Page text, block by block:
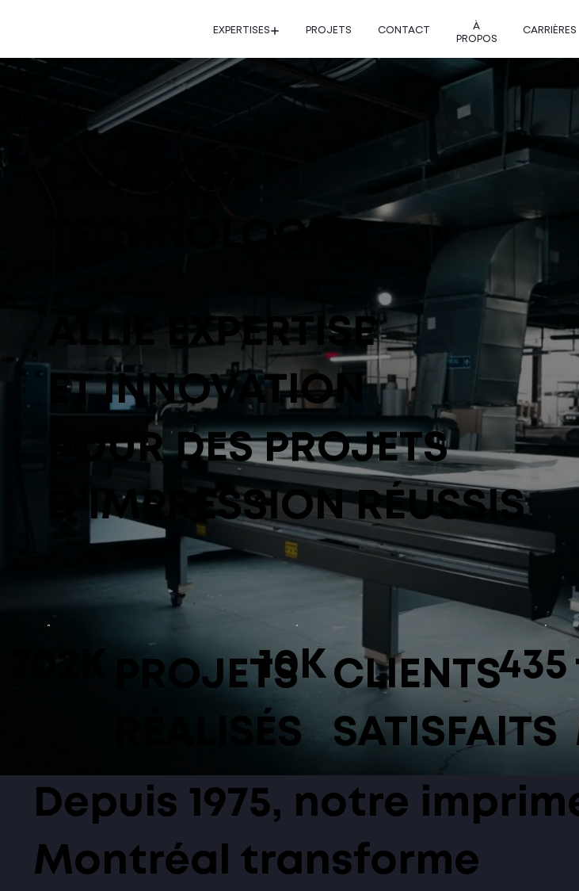
EXPERTISES PROJETS CONTACT
À
PROPOS
CARRIÈRES
Depuis 1975, notre
Montréal transforme
TECHNOLOGIES
ALLIE EXPERTISE
ET INNOVATION
POUR DES PROJETS
D’IMPRESSION RÉUSSIS
PROJETS
RÉALISÉS
10KCLIENTS
SATISFAITS
435